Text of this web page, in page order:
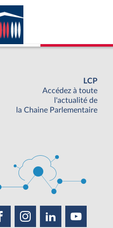
LCP
Accédez à toute
l'actualité de
la Chaine Parlementaire